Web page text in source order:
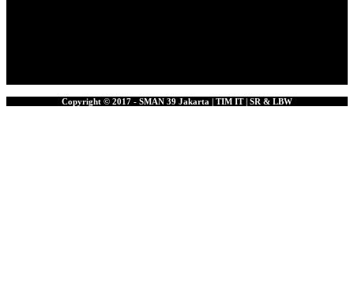
Copyright © 2017 - SMAN 39 Jakarta | TIM IT | SR & LBW